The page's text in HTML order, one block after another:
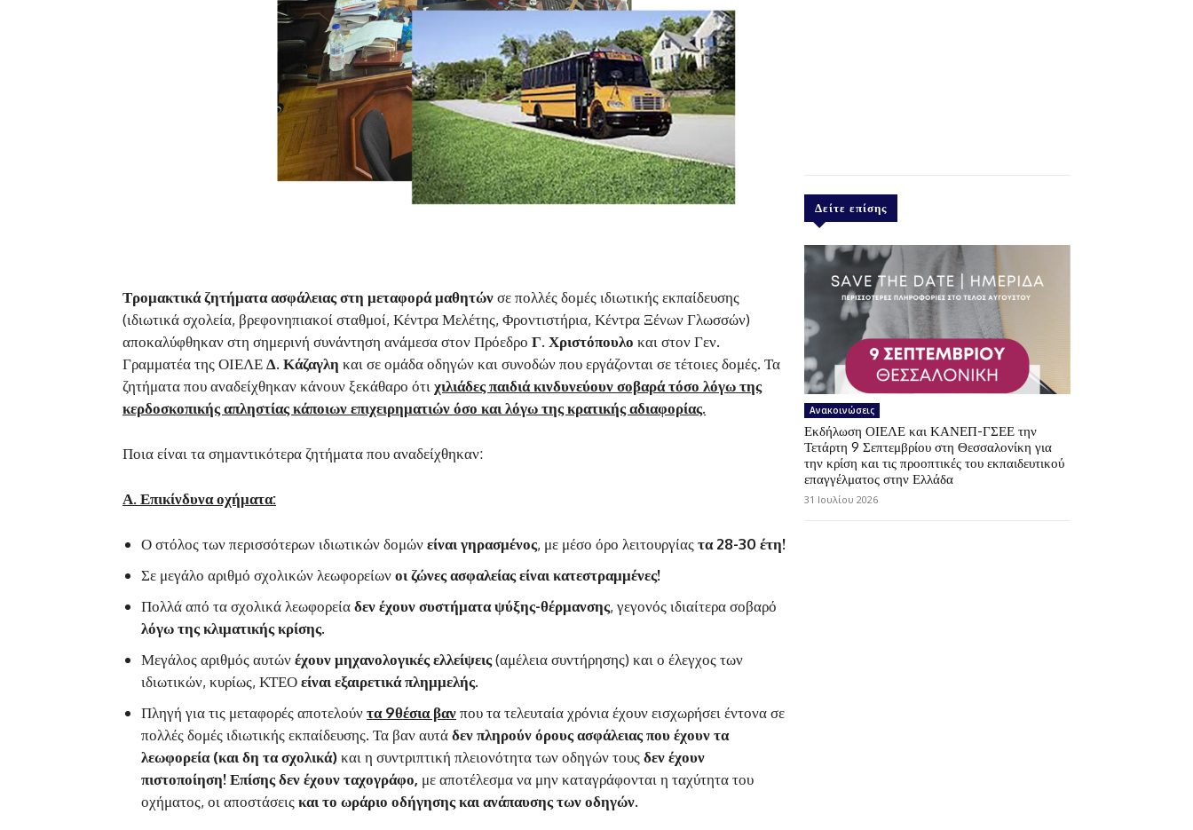
Τρομακτικά ζητήματα ασφάλειας στη μεταφορά μαθητώνσε πολλές δομές ιδιωτικής εκπαίδευσης
(ιδιωτικά σχολεία, βρεφονηπιακοί σταθμοί, Κέντρα Μελέτης, Φροντιστήρια, Κέντρα Ξένων Γλωσσών)
αποκαλύφθηκαν στη σημερινή συνάντηση ανάμεσα στον Πρόεδρο Γ. Χριστόπουλο και στον Γεν.
Γραμματέα της ΟΙΕΛΕΔ. Κάζαγλη και σε ομάδα οδηγών και συνοδών που εργάζονται σε τέτοιες δομές. Τα
ζητήματα που αναδείχθηκαν κάνουν ξεκάθαρο ότι χιλιάδες παιδιά κινδυνεύουν σοβαρά τόσο λόγω της
κερδοσκοπικής απληστίας κάποιων επιχειρηματιών όσο και λόγω της κρατικής αδιαφορίας.
Ποια είναι τα σημαντικότερα ζητήματα που αναδείχθηκαν:
Α. Επικίνδυνα οχήματα:
Ο στόλος των περισσότερων ιδιωτικών δομώνείναι γηρασμένος, με μέσο όρο λειτουργίαςτα 28-30 έτη!
Σε μεγάλο αριθμό σχολικών λεωφορείωνοι ζώνες ασφαλείας είναι κατεστραμμένες!
Πολλά από τα σχολικά λεωφορείαδεν έχουν συστήματα ψύξης-θέρμανσης, γεγονός ιδιαίτερα σοβαρό
λόγω της κλιματικής κρίσης.
Μεγάλος αριθμός αυτώνέχουν μηχανολογικές ελλείψεις(αμέλεια συντήρησης) και ο έλεγχος των
ιδιωτικών, κυρίως, ΚΤΕΟείναι εξαιρετικά πλημμελής.
Πληγή για τις μεταφορές αποτελούντα 9θέσια βανπου τα τελευταία χρόνια έχουν εισχωρήσει έντονα σε
πολλές δομές ιδιωτικής εκπαίδευσης. Τα βαν αυτάδεν πληρούν όρους ασφάλειας που έχουν τα
λεωφορεία (και δη τα σχολικά)και η συντριπτική πλειονότητα των οδηγών τουςδεν έχουν
πιστοποίηση! Επίσης δεν έχουν ταχογράφο, με αποτέλεσμα να μην καταγράφονται η ταχύτητα του
οχήματος, οι αποστάσειςκαι το ωράριο οδήγησης και ανάπαυσης των οδηγών.
Δείτε επίσης
Ανακοινώσεις
Εκδήλωση ΟΙΕΛΕ και ΚΑΝΕΠ-ΓΣΕΕ την
Τετάρτη 9 Σεπτεμβρίου στη Θεσσαλονίκη για
την κρίση και τις προοπτικές του εκπαιδευτικού
επαγγέλματος στην Ελλάδα
31 Ιουλίου 2026